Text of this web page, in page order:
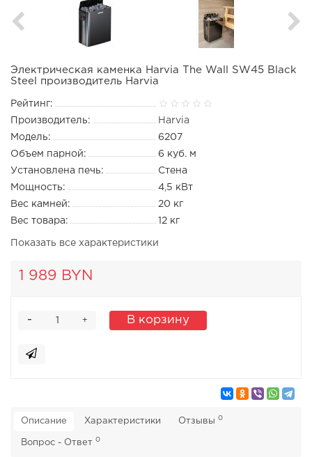
Электрическая каменка Harvia The Wall SW45 Black
Steel производитель Harvia
Рейтинг:
Производитель:
Harvia
Модель:
6207
Объем парной:
6 куб. м
Установлена печь:
Стена
Мощность:
4,5 кВт
Вес камней:
20 кг
Вес товара:
12 кг
Показать все характеристики
1 989 BYN
+
- В корзину
Описание Характеристики Отзывы 0
Вопрос - Ответ 0